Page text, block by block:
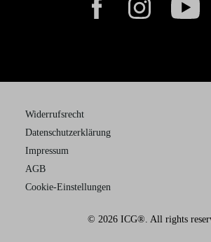
Widerrufsrecht
Datenschutzerklärung
Impressum
AGB
Cookie-Einstellungen
© 2026 ICG®. All rights